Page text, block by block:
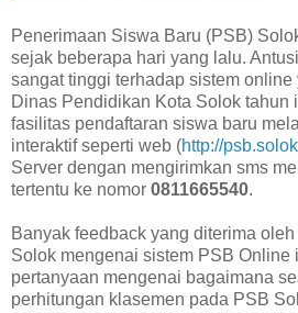
Penerimaan Siswa Baru (PSB)
sejak beberapa hari yang lalu.
sangat tinggi terhadap sistem
Dinas Pendidikan Kota Solok tahun
fasilitas pendaftaran siswa baru
interaktif seperti web (http://
Server dengan mengirimkan sms
tertentu ke nomor 0811665540.
Banyak feedback yang diterima
Solok mengenai sistem PSB Online
pertanyaan mengenai bagaimana
perhitungan klasemen pada PSB